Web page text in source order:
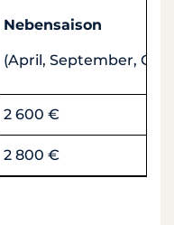
Nebensaison
(April, September,
2 600 €
2 800 €